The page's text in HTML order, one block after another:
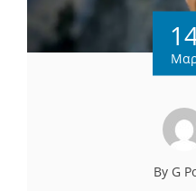
By G